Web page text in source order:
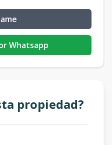
Whatsapp
propiedad?